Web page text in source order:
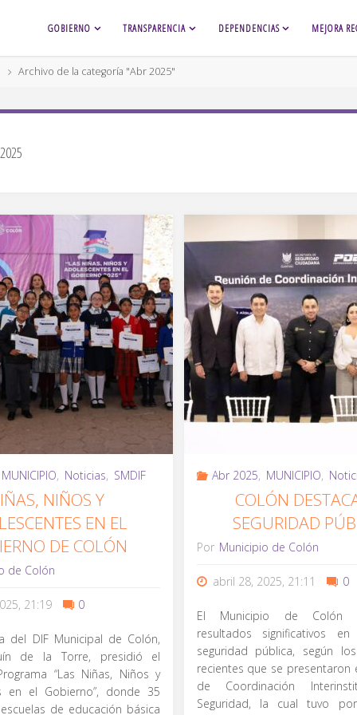
GOBIERNO TRANSPARENCIA DEPENDENCIAS MEJORA
Archivo de la categoría "Abr 2025"
MUNICIPIO, Noticias, SMDIF
NIÑOS Y
EN EL
DE COLÓN
de Colón
21:19 0
del DIF Municipal de Colón,
de la Torre, presidió el
“Las Niñas, Niños y
en el Gobierno”, donde 35
de educación básica
Abr 2025, MUNICIPIO,
COLÓN
SEGURIDAD
Por Municipio de Colón
abril 28, 2025, 21:11 0
El Municipio de Colón
resultados significativos
seguridad pública, según
recientes que se presentaron
de Coordinación
Seguridad, la cual tuvo